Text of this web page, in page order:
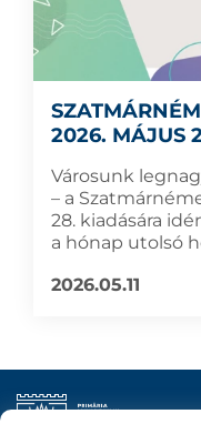
2026. MÁJUS
Városunk
– a
28. kiadására
a hónap utolsó
2026.05.11